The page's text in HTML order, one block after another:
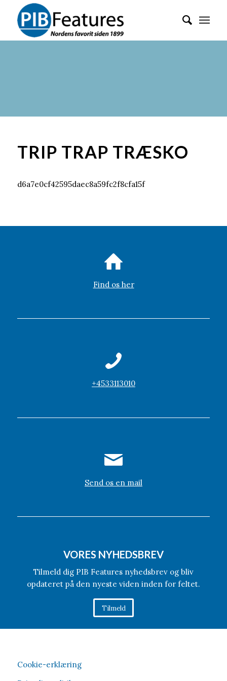
TRIP TRAP TRÆSKO
d6a7e0cf42595daec8a59fc2f8cfa15f
Find os her
+4533113010
Send os en mail
VORES NYHEDSBREV
Tilmeld dig PIB Features nyhedsbrev og bliv
opdateret på den nyeste viden inden for feltet.
Tilmeld
Cookie-erklæring